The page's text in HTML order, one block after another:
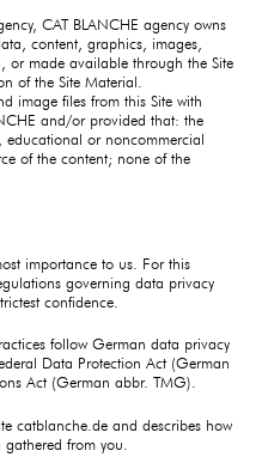
CAT BLANCHE agency owns
content, graphics, images,
or made available through the Site
of the Site Material.
image files from this Site with
and/or provided that: the
educational or noncommercial
of the content; none of the
importance to us. For this
governing data privacy
confidence.
follow German data privacy
Data Protection Act (German
Act (German abbr. TMG).
catblanche.de and describes how
from you.